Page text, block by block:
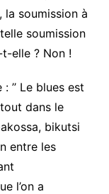
soumission à
soumission
elle ? Non !
Le blues est
dans le
bikutsi
entre les
l’on a